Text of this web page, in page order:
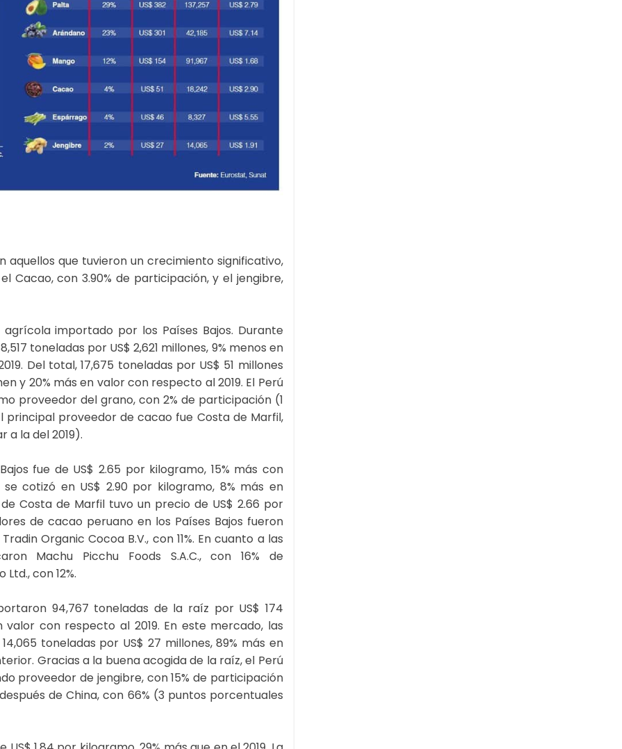
que tuvieron un crecimiento significativo,
Cacao, con 3.90% de participación, y el jengibre,
importado por los Países Bajos. Durante
toneladas por US$ 2,621 millones, 9% menos en
Del total, 17,675 toneladas por US$ 51 millones
y 20% más en valor con respecto al 2019. El Perú
proveedor del grano, con 2% de participación (1
proveedor de cacao fue Costa de Marfil,
a la del 2019).
fue de US$ 2.65 por kilogramo, 15% más con
cotizó en US$ 2.90 por kilogramo, 8% más en
Costa de Marfil tuvo un precio de US$ 2.66 por
de cacao peruano en los Países Bajos fueron
Organic Cocoa B.V., con 11%. En cuanto a las
Machu Picchu Foods S.A.C., con 16% de
con 12%.
94,767 toneladas de la raíz por US$ 174
valor con respecto al 2019. En este mercado, las
toneladas por US$ 27 millones, 89% más en
Gracias a la buena acogida de la raíz, el Perú
proveedor de jengibre, con 15% de participación
de China, con 66% (3 puntos porcentuales